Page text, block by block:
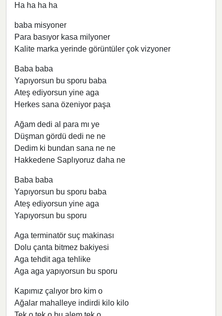
Ha ha ha ha
baba misyoner
Para basıyor kasa milyoner
Kalite marka yerinde görüntüler çok vizyoner
Baba baba
Yapıyorsun bu sporu baba
Ateş ediyorsun yine aga
Herkes sana özeniyor paşa
Ağam dedi al para mı ye
Düşman gördü dedi ne ne
Dedim ki bundan sana ne ne
Hakkedene Saplıyoruz daha ne
Baba baba
Yapıyorsun bu sporu baba
Ateş ediyorsun yine aga
Yapıyorsun bu sporu
Aga terminatör suç makinası
Dolu çanta bitmez bakiyesi
Aga tehdit aga tehlike
Aga aga yapıyorsun bu sporu
Kapımız çalıyor bro kim o
Ağalar mahalleye indirdi kilo kilo